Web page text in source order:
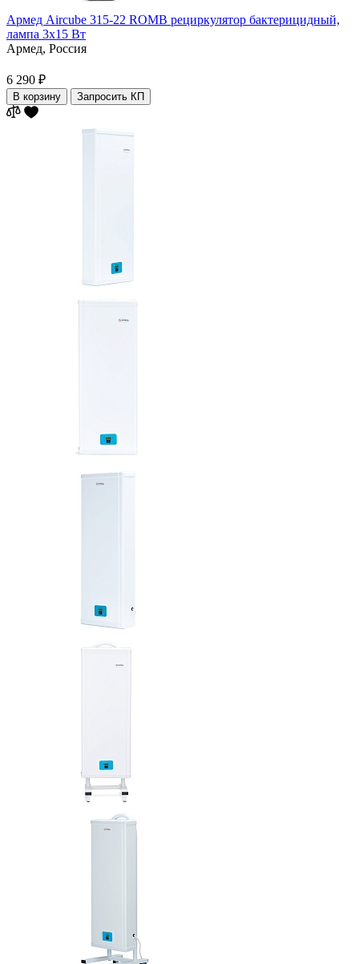
Армед Aircube 315-22 ROMB рециркулятор бактерицидный,
лампа 3х15 Вт
Армед, Россия
6 290 ₽
В корзину Запросить КП